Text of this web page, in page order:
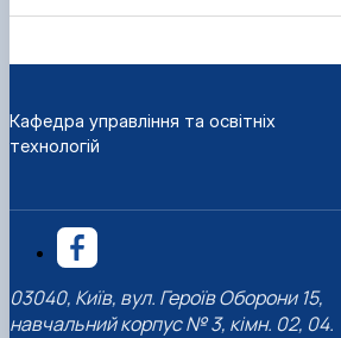
Кафедра управління та освітніх
технологій
03040, Київ, вул. Героїв Оборони 15,
навчальний корпус № 3, кімн. 02, 04.